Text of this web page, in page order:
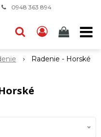
0948 363 894
Radenie - Horské